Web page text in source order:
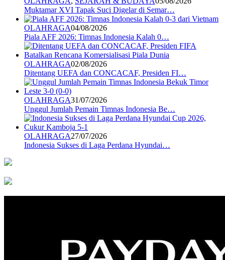
Muktamar XVI Tapak Suci Digelar di Semar…
OLAHRAGA04/08/2026
Piala AFF 2026: Timnas Indonesia Kalah 0…
OLAHRAGA02/08/2026
Ditentang UEFA dan CONCACAF, Presiden FI…
OLAHRAGA31/07/2026
Unggul Jumlah Pemain Timnas Indonesia Be…
OLAHRAGA27/07/2026
Indonesia Sukses di Laga Perdana Hyundai…